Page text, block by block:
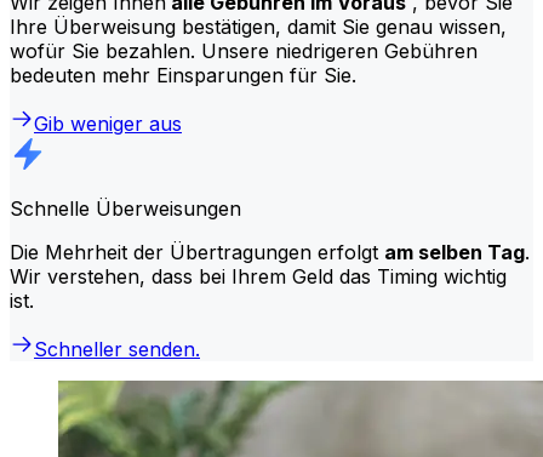
Ihre Überweisung bestätigen, damit Sie genau wissen,
wofür Sie bezahlen. Unsere niedrigeren Gebühren
bedeuten mehr Einsparungen für Sie.
Gib weniger aus
Schnelle Überweisungen
Die Mehrheit der Übertragungen erfolgt am selben Tag.
Wir verstehen, dass bei Ihrem Geld das Timing wichtig
ist.
Schneller senden.